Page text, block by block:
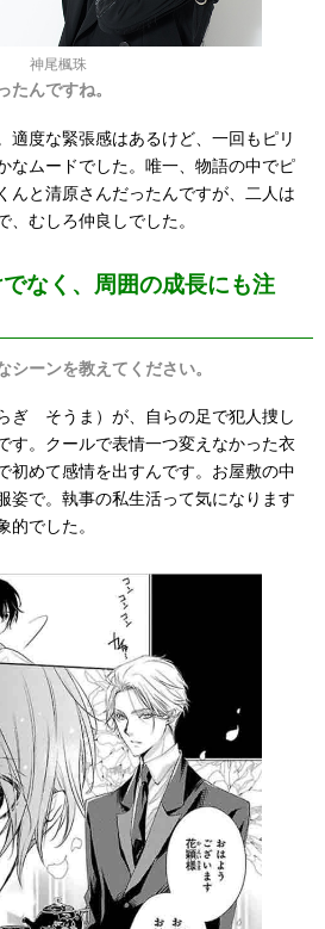
神尾楓珠
んですね。
適度な緊張感はあるけど、一回もピリ
なムードでした。唯一、物語の中でピ
んと清原さんだったんですが、二人は
、むしろ仲良しでした。
なく、周囲の成長にも注
ーンを教えてください。
ぎ そうま）が、自らの足で犯人捜し
す。クールで表情一つ変えなかった衣
初めて感情を出すんです。お屋敷の中
姿で。執事の私生活って気になります
的でした。